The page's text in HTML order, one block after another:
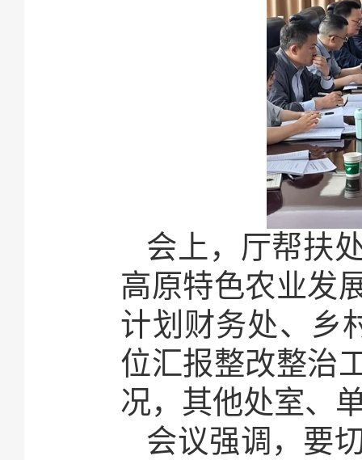
会上，厅帮扶
高原特色农业发
计划财务处、乡
位汇报整改整治
况，其他处室、
会议强调，要